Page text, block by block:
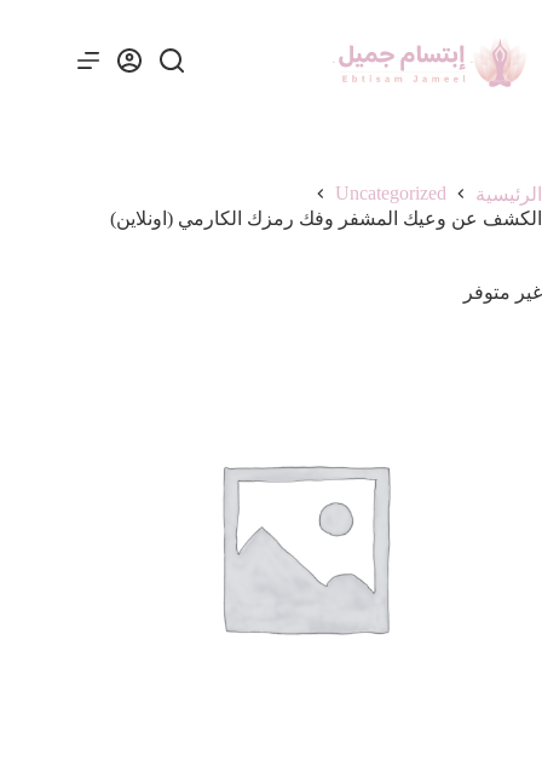
الرئيسية
Uncategorized
الكشف عن وعيك المشفر وفك رمزك الكارمي (اونلاين)
غير متوفر